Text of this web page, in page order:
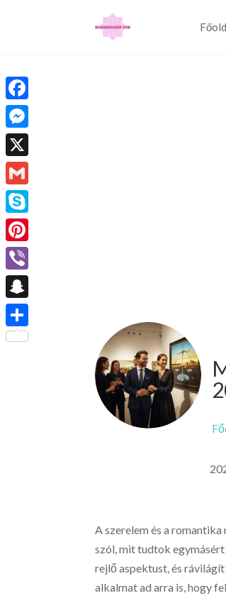
A szerelem és a
szól, mit tudtok
rejlő aspektust, és
alkalmat ad arra is, hogy
Facebook
Messenger
X
Gmail
Skype
Pinterest
Viber
Snapchat
Ossza